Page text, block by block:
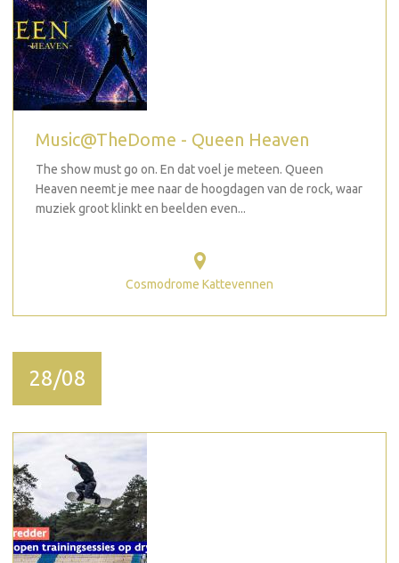
Music@TheDome - Queen Heaven
The show must go on. En dat voel je meteen. Queen
Heaven neemt je mee naar de hoogdagen van de rock, waar
muziek groot klinkt en beelden even...
Cosmodrome Kattevennen
28/08